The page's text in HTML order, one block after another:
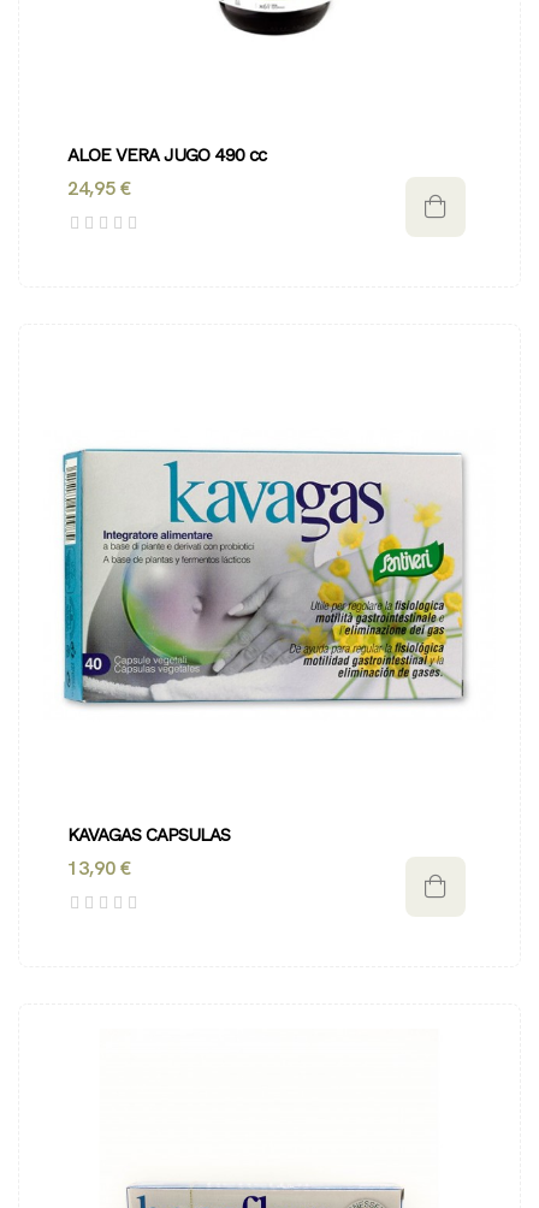
ALOE VERA JUGO 490 cc
24,95 €
KAVAGAS CAPSULAS
13,90 €